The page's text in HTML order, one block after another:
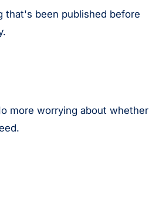
that's been published before
more worrying about whether